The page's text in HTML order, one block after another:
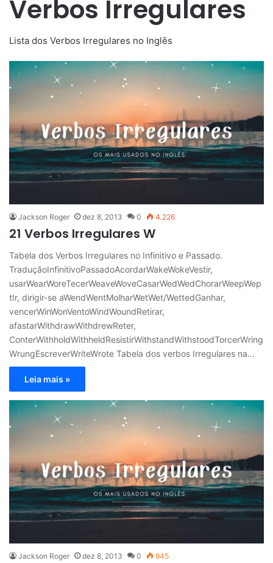
Verbos Irregulares
Lista dos Verbos Irregulares no Inglês
Jackson Roger dez 8, 2013 0 4.226
21 Verbos Irregulares W
Tabela dos Verbos Irregulares no Infinitivo e Passado.
TraduçãoInfinitivoPassadoAcordarWakeWokeVestir,
usarWearWoreTecerWeaveWoveCasarWedWedChorarWeepWep
tIr, dirigir-se aWendWentMolharWetWet/WettedGanhar,
vencerWinWonVentoWindWoundRetirar,
afastarWithdrawWithdrewReter,
ConterWithholdWithheldResistirWithstandWithstoodTorcerWring
WrungEscreverWriteWrote Tabela dos verbos Irregulares na…
Leia mais »
Jackson Roger dez 8, 2013 0 945